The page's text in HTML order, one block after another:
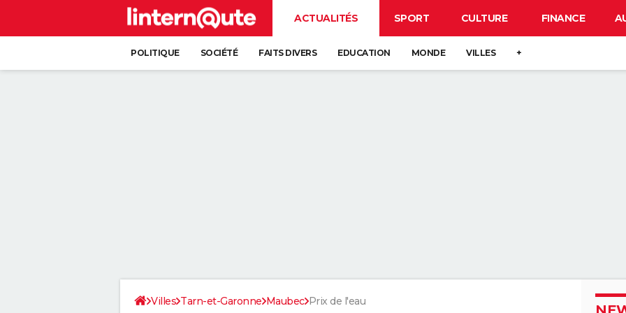
ACTUALITÉS SPORT CULTURE FINANCE
POLITIQUE SOCIÉTÉ FAITS DIVERS EDUCATION MONDE VILLES +
Villes Tarn-et-Garonne Maubec Prix de l'eau